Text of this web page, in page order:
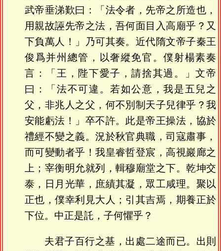
武帝垂涕歎曰：「法令者，先帝之所造也，
用親故誣先帝之法，吾何面目入高廟乎？又
下負萬人！」乃可其奏。近代隋文帝子秦王
俊爲并州總管，以奢縱免官。僕射楊素奏
言：「王，陛下愛子，請捨其過。」文帝
曰：「法不可違。若如公意，我是五兒之
父，非兆人之父，何不別制天子兒律乎？我
安能虧法！」卒不許。此是帝王操法，協於
禮經不變之義。況於秋官典職，司寇肅事，
而可變動者乎！我皇睿哲登宸，高視巖廊之
上；宰衡明允就列，輯穆廟堂之下。乾坤交
泰，日月光華，庶績其凝，眾工咸理。聚以
正也，僕幸利見大人；引其吉焉，期養正於
下位。中正是託，子何懼乎？
夫君子百行之基，出處二途而已。出則